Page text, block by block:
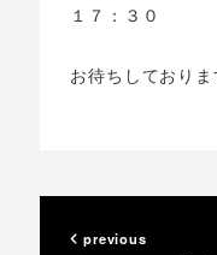
１７：３０
皆様の
お待ちしておりま
previous